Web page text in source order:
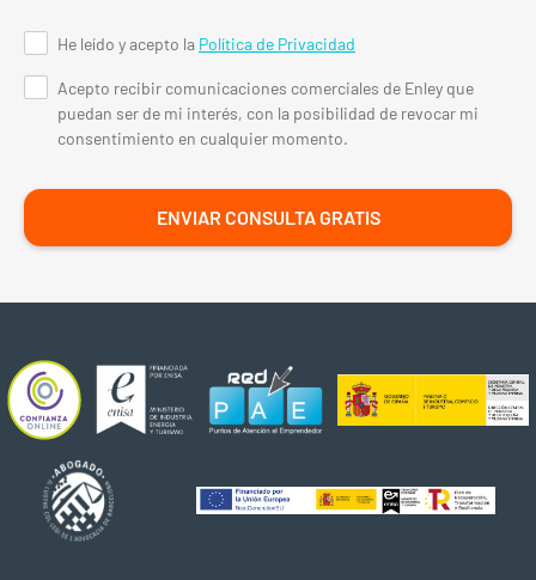
He leído y acepto la Política de Privacidad
Acepto recibir comunicaciones comerciales de Enley que
puedan ser de mi interés, con la posibilidad de revocar mi
consentimiento en cualquier momento.